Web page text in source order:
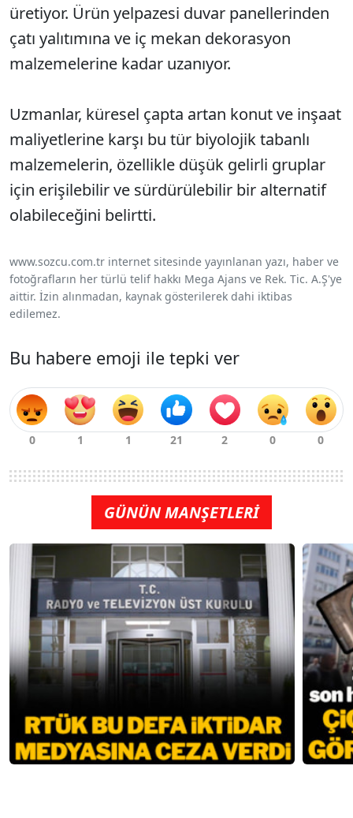
üretiyor. Ürün yelpazesi duvar panellerinden
çatı yalıtımına ve iç mekan dekorasyon
malzemelerine kadar uzanıyor.
Uzmanlar, küresel çapta artan konut ve inşaat
maliyetlerine karşı bu tür biyolojik tabanlı
malzemelerin, özellikle düşük gelirli gruplar
için erişilebilir ve sürdürülebilir bir alternatif
olabileceğini belirtti.
www.sozcu.com.tr internet sitesinde yayınlanan yazı, haber ve
fotoğrafların her türlü telif hakkı Mega Ajans ve Rek. Tic. A.Ş'ye
aittir. İzin alınmadan, kaynak gösterilerek dahi iktibas
edilemez.
Bu habere emoji ile tepki ver
GÜNÜN MANŞETLERİ